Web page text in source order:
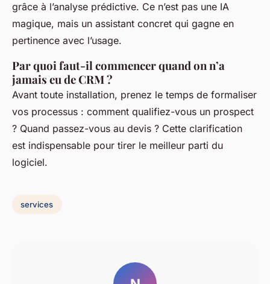
grâce à l’analyse prédictive. Ce n’est pas une IA
magique, mais un assistant concret qui gagne en
pertinence avec l’usage.
Par quoi faut-il commencer quand on n’a
jamais eu de CRM ?
Avant toute installation, prenez le temps de formaliser
vos processus : comment qualifiez-vous un prospect
? Quand passez-vous au devis ? Cette clarification
est indispensable pour tirer le meilleur parti du
logiciel.
services